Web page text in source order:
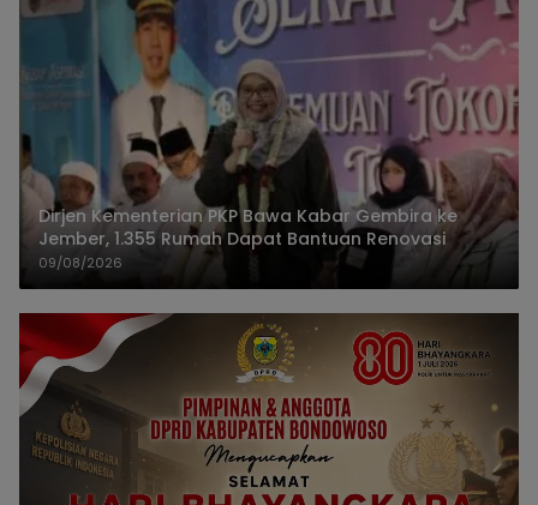
Dirjen Kementerian PKP Bawa Kabar Gembira ke
Jember, 1.355 Rumah Dapat Bantuan Renovasi
09/08/2026